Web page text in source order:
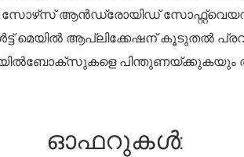
ആൻഡ്രോയിഡ് സോഫ്റ്റ്‌വെയറായി
മെയിൽ ആപ്ലിക്കേഷന് കൂടുതൽ
മെയിൽബോക്സുകളെ പിന്തുണയ്ക്കുകയും
ഓഫറുകൾ: